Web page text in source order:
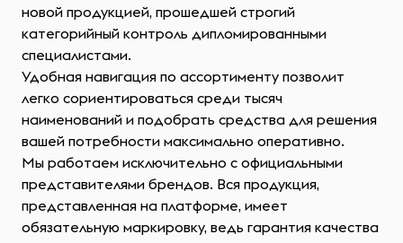
новой продукцией, прошедшей строгий
категорийный контроль дипломированными
специалистами.
Удобная навигация по ассортименту позволит
легко сориентироваться среди тысяч
наименований и подобрать средства для решения
вашей потребности максимально оперативно.
Мы работаем исключительно с официальными
представителями брендов. Вся продукция,
представленная на платформе, имеет
обязательную маркировку, ведь гарантия качества